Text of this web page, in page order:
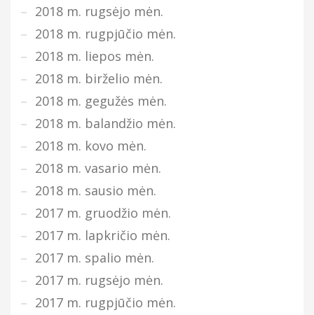
2018 m. rugsėjo mėn.
2018 m. rugpjūčio mėn.
2018 m. liepos mėn.
2018 m. birželio mėn.
2018 m. gegužės mėn.
2018 m. balandžio mėn.
2018 m. kovo mėn.
2018 m. vasario mėn.
2018 m. sausio mėn.
2017 m. gruodžio mėn.
2017 m. lapkričio mėn.
2017 m. spalio mėn.
2017 m. rugsėjo mėn.
2017 m. rugpjūčio mėn.